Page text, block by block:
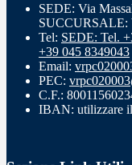
SEDE: Via
SUCCURSALE:
Tel: SEDE: Tel.
+39 045 8349043
Email:
PEC:
C.F.:
IBAN: utilizzare il